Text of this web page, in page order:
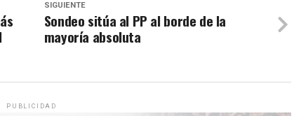
SIGUIENTE
Sondeo sitúa al PP al borde de la
mayoría absoluta
PUBLICIDAD